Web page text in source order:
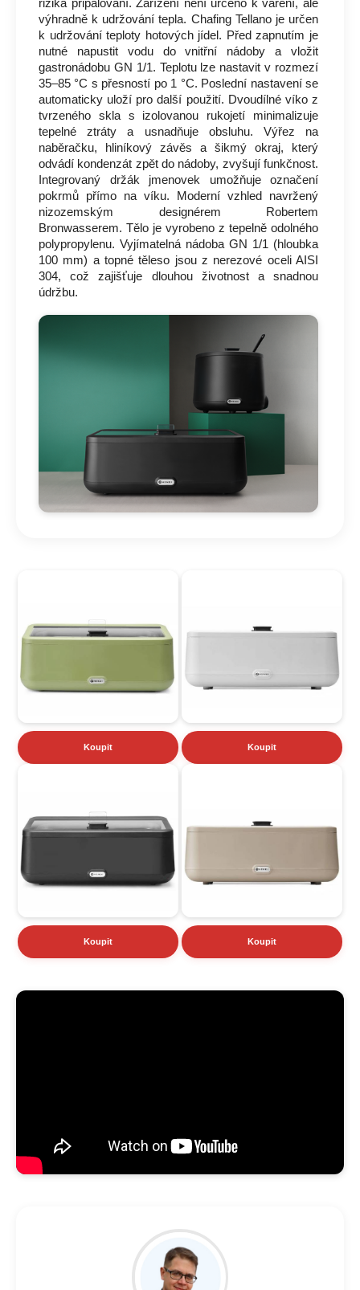
rizika připalování. Zařízení není určeno k vaření, ale
výhradně k udržování tepla. Chafing Tellano je určen
k udržování teploty hotových jídel. Před zapnutím je
nutné napustit vodu do vnitřní nádoby a vložit
gastronádobu GN 1/1. Teplotu lze nastavit v rozmezí
35–85 °C s přesností po 1 °C. Poslední nastavení se
automaticky uloží pro další použití. Dvoudílné víko z
tvrzeného skla s izolovanou rukojetí minimalizuje
tepelné ztráty a usnadňuje obsluhu. Výřez na
naběračku, hliníkový závěs a šikmý okraj, který
odvádí kondenzát zpět do nádoby, zvyšují funkčnost.
Integrovaný držák jmenovek umožňuje označení
pokrmů přímo na víku. Moderní vzhled navržený
nizozemským designérem Robertem
Bronwasserem. Tělo je vyrobeno z tepelně odolného
polypropylenu. Vyjímatelná nádoba GN 1/1 (hloubka
100 mm) a topné těleso jsou z nerezové oceli AISI
304, což zajišťuje dlouhou životnost a snadnou
údržbu.
Koupit Koupit
Koupit Koupit